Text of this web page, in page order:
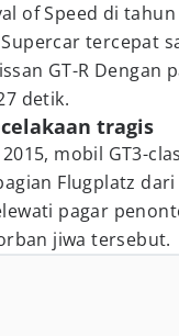
of Speed di
tercepat
GT-R Dengan
detik.
tragis
mobil GT3-
Flugplatz
pagar
jiwa tersebut.